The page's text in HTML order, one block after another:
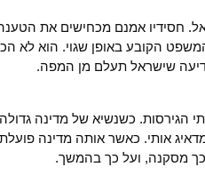
חסידיו אמנם מכחישים את
הקובע באופן שגוי. הוא לא
שישראל תעלם מן המפה.
הגירסות. כשנשיא של מדינה
אותי. כאשר אותה מדינה
מסקנה, ועל כך בהמשך.